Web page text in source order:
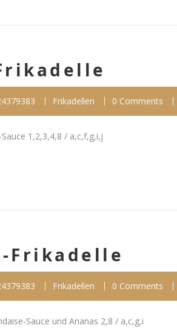
Frikadellen 0 Comments
1,2,3,4,8 / a,c,f,g,i,j
Frikadelle
Frikadellen 0 Comments
Sauce und Ananas 2,8 / a,c,g,i